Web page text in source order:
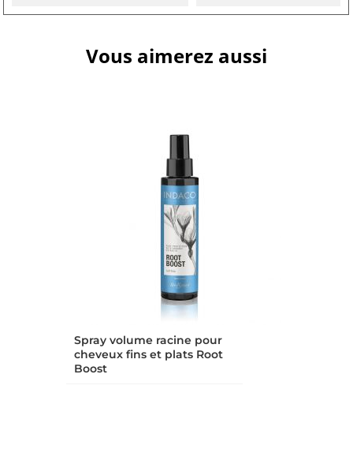
Vous aimerez aussi
Spray volume racine pour
cheveux fins et plats Root
Boost